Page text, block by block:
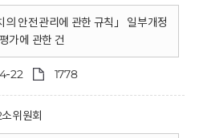
의 안전관리에 관한 규칙」 일부개정
가에 관한 건
22 1778
위원회